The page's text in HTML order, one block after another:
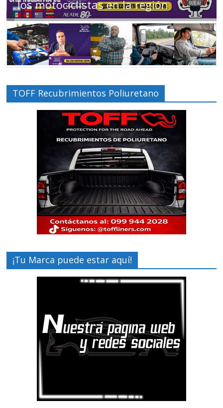
Ecuador en movimiento
TOFF Recubrimientos Poliuretano
¡Tu Marca puede estar aquí!